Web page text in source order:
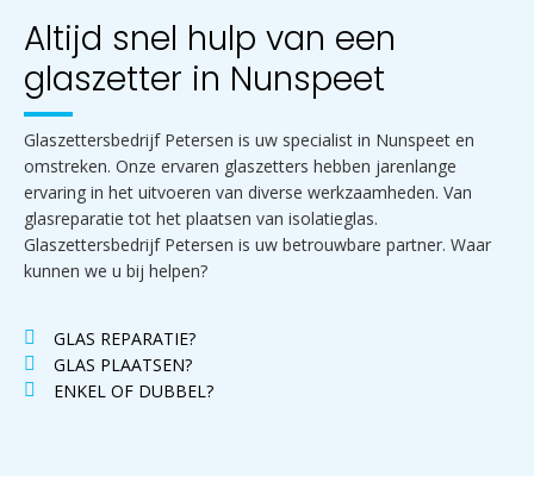
Altijd snel hulp van een
glaszetter in Nunspeet
Glaszettersbedrijf Petersen is uw specialist in Nunspeet en
omstreken. Onze ervaren glaszetters hebben jarenlange
ervaring in het uitvoeren van diverse werkzaamheden. Van
glasreparatie tot het plaatsen van isolatieglas.
Glaszettersbedrijf Petersen is uw betrouwbare partner. Waar
kunnen we u bij helpen?
GLAS REPARATIE?
GLAS PLAATSEN?
ENKEL OF DUBBEL?